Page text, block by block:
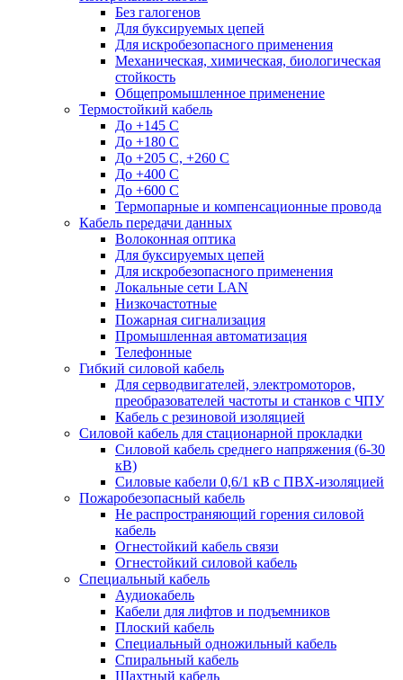
Без галогенов
Для буксируемых цепей
Для искробезопасного применения
Механическая, химическая, биологическая
стойкость
Общепромышленное применение
Термостойкий кабель
До +145 С
До +180 C
До +205 С, +260 С
До +400 C
До +600 С
Термопарные и компенсационные провода
Кабель передачи данных
Волоконная оптика
Для буксируемых цепей
Для искробезопасного применения
Локальные сети LAN
Низкочастотные
Пожарная сигнализация
Промышленная автоматизация
Телефонные
Гибкий силовой кабель
Для серводвигателей, электромоторов,
преобразователей частоты и станков с ЧПУ
Кабель с резиновой изоляцией
Силовой кабель для стационарной прокладки
Силовой кабель среднего напряжения (6-30
кВ)
Силовые кабели 0,6/1 кВ с ПВХ-изоляцией
Пожаробезопасный кабель
Не распространяющий горения силовой
кабель
Огнестойкий кабель связи
Огнестойкий силовой кабель
Специальный кабель
Аудиокабель
Кабели для лифтов и подъемников
Плоский кабель
Специальный одножильный кабель
Спиральный кабель
Шахтный кабель